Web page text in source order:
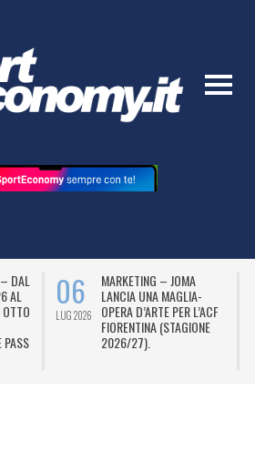
DAL
AL
PASS
06
LUG 2026
MARKETING – JOMA
LANCIA UNA MAGLIA-
OPERA D’ARTE PER L’ACF
FIORENTINA (STAGIONE
2026/27).